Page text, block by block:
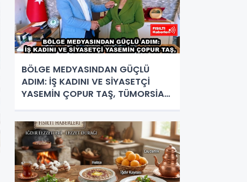
BÖLGE MEDYASINDAN GÜÇLÜ
ADIM: İŞ KADINI VE SİYASETÇİ
YASEMİN ÇOPUR TAŞ, TÜMORSİAD